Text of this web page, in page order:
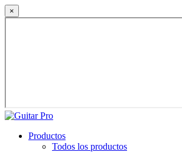
×
Productos
Todos los productos